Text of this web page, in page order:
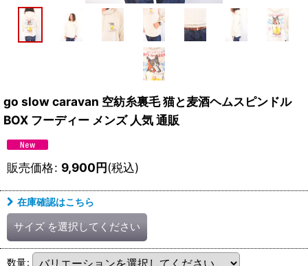
go slow caravan 空紡糸裏毛 猫と麦酒ヘムスピンドル
BOX フーディー メンズ 人気 通販
販売価格: 9,900円(税込)
在庫確認はこちら
サイズ を選択してください
数量: